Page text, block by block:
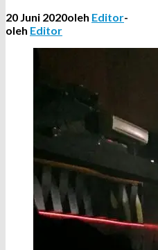
20 Juni 2020oleh Editor-
oleh Editor